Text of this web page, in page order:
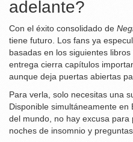
adelante?
Con el éxito consolidado de
tiene futuro. Los fans ya
basadas en los siguientes
entrega cierra capítulos
aunque deja puertas abiertas
Para verla, solo necesitas una
Disponible simultáneamente
del mundo, no hay excusa
noches de insomnio y